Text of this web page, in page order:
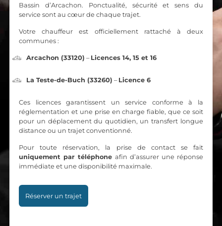
Bassin d’Arcachon. Ponctualité, sécurité et sens du
service sont au cœur de chaque trajet.
Votre chauffeur est officiellement rattaché à deux
communes :
Arcachon (33120) – Licences 14, 15 et 16
La Teste-de-Buch (33260) – Licence 6
Ces licences garantissent un service conforme à la
réglementation et une prise en charge fiable, que ce soit
pour un déplacement du quotidien, un transfert longue
distance ou un trajet conventionné.
Pour toute réservation, la prise de contact se fait
uniquement par téléphone afin d’assurer une réponse
immédiate et une disponibilité maximale.
Réserver un trajet